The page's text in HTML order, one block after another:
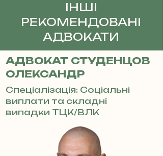
ІНШІ
РЕКОМЕНДОВАНІ
АДВОКАТИ
АДВОКАТ СТУДЕНЦОВ
ОЛЕКСАНДР
Спеціалізація: Соціальні
виплати та складні
випадки ТЦК/ВЛК